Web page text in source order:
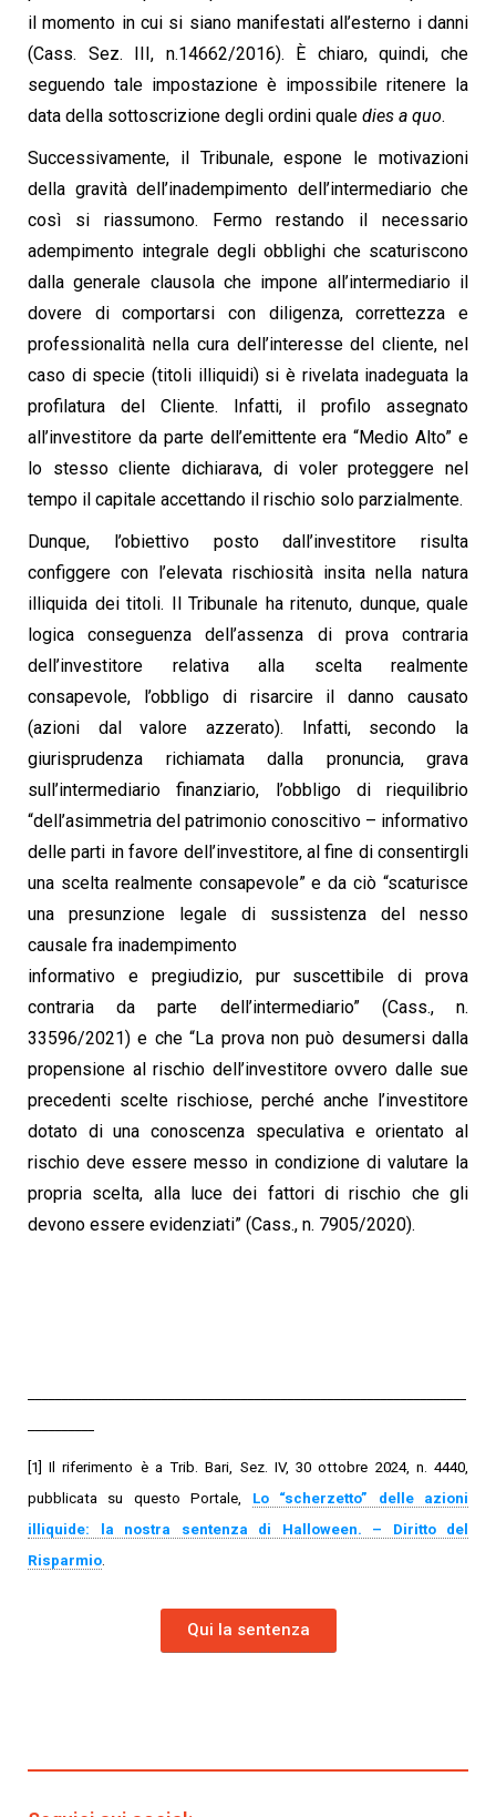
il momento in cui si siano manifestati all’esterno i danni
(Cass. Sez. III, n.14662/2016). È chiaro, quindi, che
seguendo tale impostazione è impossibile ritenere la
data della sottoscrizione degli ordini quale dies a quo.
Successivamente, il Tribunale, espone le motivazioni
della gravità dell’inadempimento dell’intermediario che
così si riassumono. Fermo restando il necessario
adempimento integrale degli obblighi che scaturiscono
dallagenerale clausola che impone all’intermediario il
dovere di comportarsi con diligenza, correttezza e
professionalità nella cura dell’interesse del cliente, nel
caso di specie (titoli illiquidi) si è rivelata inadeguata la
profilatura del Cliente. Infatti, il profilo assegnato
all’investitore da parte dell’emittente era “Medio Alto” e
lo stesso cliente dichiarava, di voler proteggere nel
tempo il capitale accettando il rischio solo parzialmente.
Dunque, l’obiettivo posto dall’investitore risulta
configgere con l’elevata rischiosità insita nella natura
illiquida dei titoli. Il Tribunale ha ritenuto, dunque, quale
logica conseguenza dell’assenza di prova contraria
dell’investitore relativa alla scelta realmente
consapevole, l’obbligo di risarcire il danno causato
(azioni dal valore azzerato). Infatti, secondo la
giurisprudenza richiamata dalla pronuncia, grava
sull’intermediario finanziario, l’obbligo di riequilibrio
“dell’asimmetria del patrimonio conoscitivo – informativo
delle parti infavore dell’investitore, al fine di consentirgli
una scelta realmente consapevole” e da ciò “scaturisce
una presunzione legale di sussistenza del nesso
causale fra inadempimento
informativo e pregiudizio, pur suscettibile di prova
contraria da parte dell’intermediario” (Cass., n.
33596/2021) e che “La prova non può desumersi dalla
propensione al rischio dell’investitore ovvero dalle sue
precedenti scelte rischiose, perché anche l’investitore
dotato di una conoscenza speculativa e orientato al
rischio deve essere messo in condizione di valutare la
propria scelta, alla luce dei fattori di rischio che gli
devono essere evidenziati” (Cass., n. 7905/2020).
[1] Il riferimento è a Trib. Bari, Sez. IV, 30 ottobre 2024, n. 4440,
pubblicata su questo Portale, Lo “scherzetto” delle azioni
illiquide: la nostra sentenza di Halloween. – Diritto del
Risparmio.
Qui la sentenza